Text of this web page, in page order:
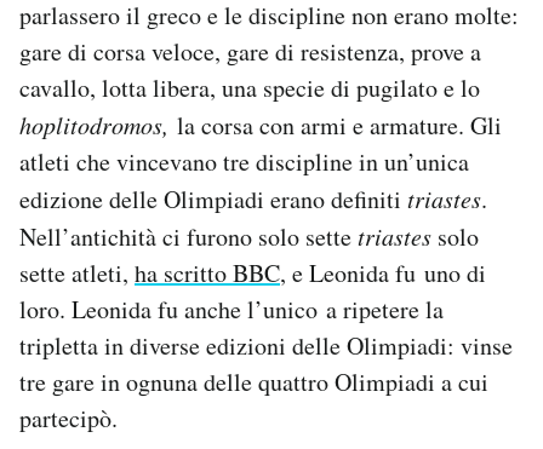
parlassero il greco e le discipline non erano molte:
gare di corsa veloce, gare di resistenza, prove a
cavallo, lotta libera, una specie di pugilato e lo
hoplitodromos, la corsa con armi e armature. Gli
atleti che vincevano tre discipline in un’unica
edizione delle Olimpiadi erano definiti triastes.
Nell’antichità ci furono solo settetriastes solo
sette atleti, ha scritto BBC, e Leonida fu uno di
loro. Leonida fu anche l’unico a ripetere la
tripletta in diverse edizioni delle Olimpiadi: vinse
tre gare in ognuna delle quattro Olimpiadi a cui
partecipò.